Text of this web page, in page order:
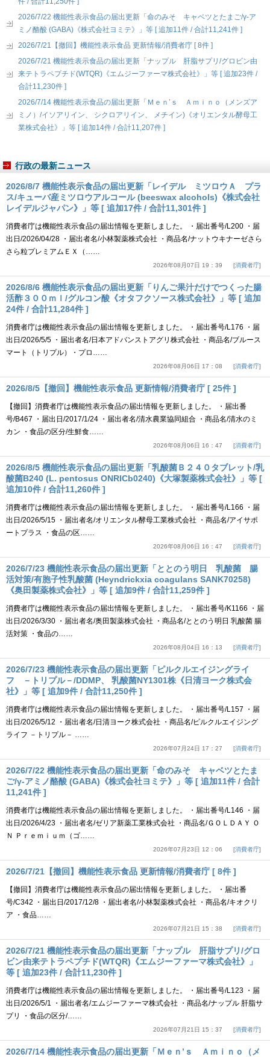
2026/7/22 機能性表示食品の届出更新「命のみそ キャベツとたまご/γ-ア
ミノ酪酸 (GABA)《株式会社ヨミテ》」等 [ 追加11件 / 合計11,241件 ]
2026/7/21【撤回】機能性表示食品 更新情報/消費者庁 [ 8件 ]
2026/7/21 機能性表示食品の届出更新「ナップル 肝脂サプリ/グロビン由
来テトラペプチド(WTQR)《エムジーファーマ株式会社》」等 [ 追加23件 /
合計11,230件 ]
2026/7/14 機能性表示食品の届出更新「Ｍｅｎ’ｓ Ａｍｉｎｏ（メンズア
ミノ）/イソアリイン、 シクロアリイン、 メチイン)《オリエンタル酵母工
業株式会社》」等 [ 追加14件 / 合計11,207件 ]
行政の最新ニュース
2026/8/7 機能性表示食品の届出更新「レイデル ミツロウＡ プラ
ス/キューバ産ミツロウアルコール (beeswax alcohols)《株式会社
レイデルジャパン》」等 [ 追加17件 / 合計11,301件 ]
消費者庁は機能性表示食品の届出情報を更新しました。 ・届出番号/L200 ・届
出日/2026/04/28 ・届出者名/小林製薬株式会社 ・商品名/ナットウキナーゼさら
さら粒プレミアムＥＸ（……
2026年08月07日 19：39 消費者庁
2026/8/6 機能性表示食品の届出更新「りんご果汁だけでつくった腸
活酢３００ｍｌ/グルコン酸《オタフクソース株式会社》」等 [ 追加
24件 / 合計11,284件 ]
消費者庁は機能性表示食品の届出情報を更新しました。 ・届出番号/L176 ・届
出日/2026/5/5 ・届出者名/日本アドバンストアグリ株式会社 ・商品名/ブルース
マート（トリプル）・プロ……
2026年08月06日 17：08 消費者庁
2026/8/5【撤回】機能性表示食品 更新情報/消費者庁 [ 25件 ]
【撤回】消費者庁は機能性表示食品の届出情報を更新しました。 ・届出番
号/B467 ・届出日/2017/1/24 ・届出者名/清水農業協同組合 ・商品名/清水のミ
カン ・食品の区分/生鮮食……
2026年08月06日 16：47 消費者庁
2026/8/5 機能性表示食品の届出更新「乳酸菌Ｂ２４０タブレット/乳
酸菌B240 (L. pentosus ONRICb0240)《大塚製薬株式会社》」等 [
追加10件 / 合計11,260件 ]
消費者庁は機能性表示食品の届出情報を更新しました。 ・届出番号/L166 ・届
出日/2026/5/15 ・届出者名/オリエンタル酵母工業株式会社 ・商品名/アイサポ
ートプラス ・食品の区……
2026年08月06日 16：47 消費者庁
2026/7/23 機能性表示食品の届出更新「ととのう明日 乳酸菌 腸
活対策/有胞子性乳酸菌 (Heyndrickxia coagulans SANK70258)
《奥田製薬株式会社》」等 [ 追加9件 / 合計11,259件 ]
消費者庁は機能性表示食品の届出情報を更新しました。 ・届出番号/K1166 ・届
出日/2026/3/30 ・届出者名/奥田製薬株式会社 ・商品名/ととのう明日 乳酸菌 腸
活対策 ・食品の……
2026年08月04日 16：13 消費者庁
2026/7/23 機能性表示食品の届出更新「ピルクルエイジングライ
フ －トリプル－/DDMP、 乳酸菌NY1301株《日清ヨーク株式会
社》」等 [ 追加9件 / 合計11,250件 ]
消費者庁は機能性表示食品の届出情報を更新しました。 ・届出番号/L157 ・届
出日/2026/5/12 ・届出者名/日清ヨーク株式会社 ・商品名/ピルクルエイジング
ライフ －トリプル－ ……
2026年07月24日 17：27 消費者庁
2026/7/22 機能性表示食品の届出更新「命のみそ キャベツとたま
ご/γ-アミノ酪酸 (GABA)《株式会社ヨミテ》」等 [ 追加11件 / 合計
11,241件 ]
消費者庁は機能性表示食品の届出情報を更新しました。 ・届出番号/L146 ・届
出日/2026/4/23 ・届出者名/ゼリア新薬工業株式会社 ・商品名/ＧＯＬＤＡＹ Ｏ
Ｎ Ｐｒｅｍｉｕｍ（ゴ……
2026年07月23日 12：06 消費者庁
2026/7/21【撤回】機能性表示食品 更新情報/消費者庁 [ 8件 ]
【撤回】消費者庁は機能性表示食品の届出情報を更新しました。 ・届出番
号/C342 ・届出日/2017/12/8 ・届出者名/小林製薬株式会社 ・商品名/キオクリ
ア ・食品……
2026年07月21日 15：38 消費者庁
2026/7/21 機能性表示食品の届出更新「ナップル 肝脂サプリ/グロ
ビン由来テトラペプチド(WTQR)《エムジーファーマ株式会社》」
等 [ 追加23件 / 合計11,230件 ]
消費者庁は機能性表示食品の届出情報を更新しました。 ・届出番号/L123 ・届
出日/2026/5/1 ・届出者名/エムジーファーマ株式会社 ・商品名/ナップル 肝脂サ
プリ ・食品の区分/……
2026年07月21日 15：37 消費者庁
2026/7/14 機能性表示食品の届出更新「Ｍｅｎ’ｓ Ａｍｉｎｏ（メ